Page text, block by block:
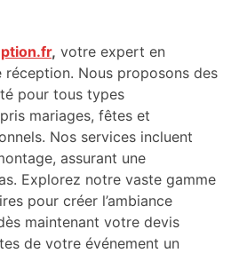
, votre expert en
Nous proposons des
pour tous types
mariages, fêtes et
Nos services incluent
assurant une
Explorez notre vaste gamme
pour créer l’ambiance
maintenant votre devis
de votre événement un